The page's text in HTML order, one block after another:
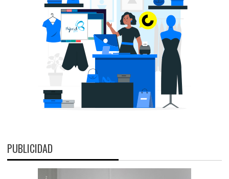
PUBLICIDAD